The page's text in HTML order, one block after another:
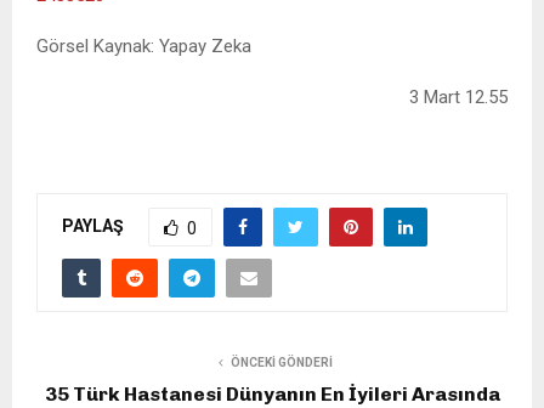
Görsel Kaynak: Yapay Zeka
3 Mart 12.55
PAYLAŞ 0
ÖNCEKI GÖNDERI
35 Türk Hastanesi Dünyanın En İyileri Arasında